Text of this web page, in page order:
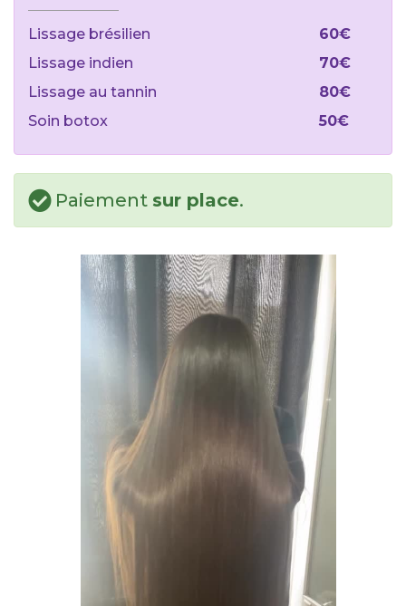
Lissage brésilien
60€
Lissage indien
70€
Lissage au tannin
80€
Soin botox
50€
Paiement sur place.